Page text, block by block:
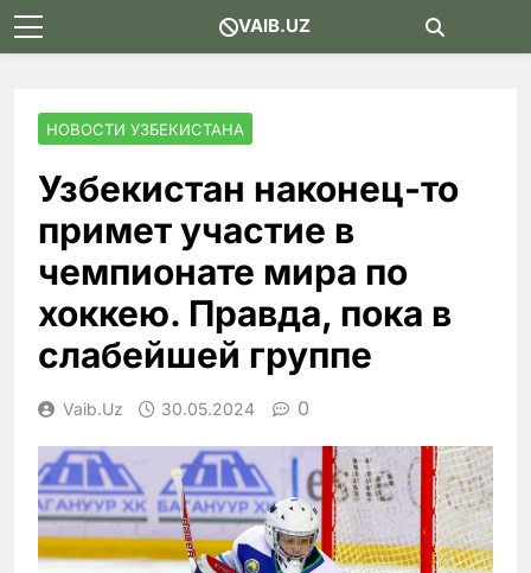
Skip
to
VAIB.UZ
НОВОСТИ УЗБЕКИСТАНА
Узбекистан наконец-то
примет участие в
чемпионате мира по
хоккею. Правда, пока в
слабейшей группе
Vaib.uz 30.05.2024 0